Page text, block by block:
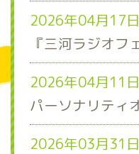
2026年04月17日
2026年04月11日
2026年03月31日